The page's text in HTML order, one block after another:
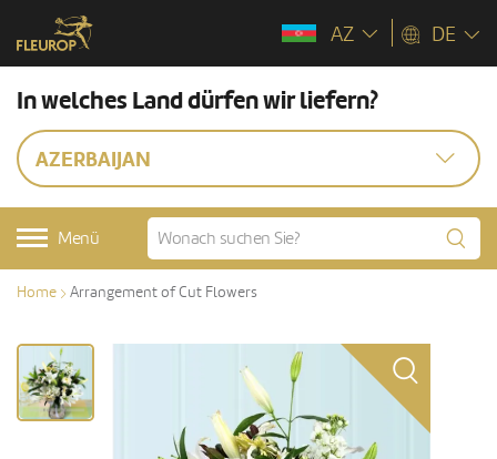
AZ DE
In welches Land dürfen wir liefern?
AZERBAIJAN
Menü
Home Arrangement of Cut Flowers